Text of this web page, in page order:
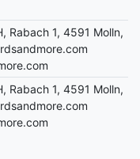
Rabach 1, 4591 Molln,
Rabach 1, 4591 Molln,